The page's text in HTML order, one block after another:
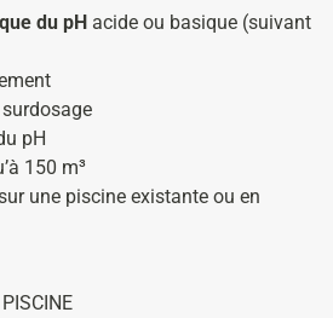
du pH acide ou basique (suivant
pH
150 m³
une piscine existante ou en